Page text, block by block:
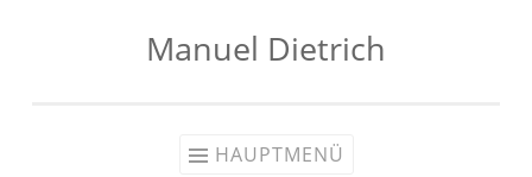
Manuel Dietrich
HAUPTMENÜ